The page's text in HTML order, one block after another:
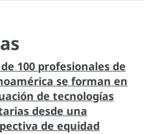
100 profesionales de
se forman en
de tecnologías
desde una
de equidad